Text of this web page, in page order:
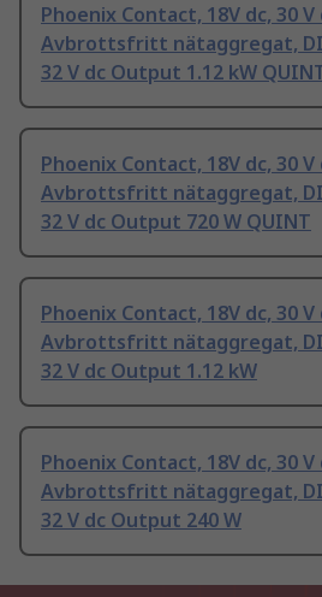
Phoenix Contact, 18V dc, 30
Avbrottsfritt nätaggregat,
32 V dc Output 1.12 kW
Phoenix Contact, 18V dc, 30
Avbrottsfritt nätaggregat,
32 V dc Output 720 W QUINT
Phoenix Contact, 18V dc, 30
Avbrottsfritt nätaggregat,
32 V dc Output 1.12 kW
Phoenix Contact, 18V dc, 30
Avbrottsfritt nätaggregat,
32 V dc Output 240 W